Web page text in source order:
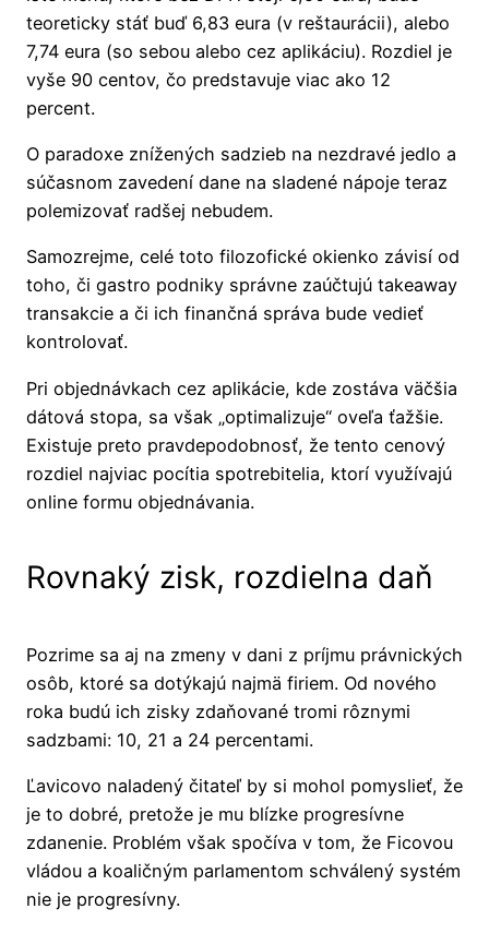
teoreticky stáť buď 6,83 eura (v reštaurácii), alebo
7,74 eura (so sebou alebo cez aplikáciu). Rozdiel je
vyše 90 centov, čo predstavuje viac ako 12
percent.
O paradoxe znížených sadzieb na nezdravé jedlo a
súčasnom zavedení dane na sladené nápoje teraz
polemizovať radšej nebudem.
Samozrejme, celé toto filozofické okienko závisí od
toho, či gastro podniky správne zaúčtujú takeaway
transakcie a či ich finančná správa bude vedieť
kontrolovať.
Pri objednávkach cez aplikácie, kde zostáva väčšia
dátová stopa, sa však „optimalizuje“ oveľa ťažšie.
Existuje preto pravdepodobnosť, že tento cenový
rozdiel najviac pocítia spotrebitelia, ktorí využívajú
online formu objednávania.
Rovnaký zisk, rozdielna daň
Pozrime sa aj na zmeny v dani z príjmu právnických
osôb, ktoré sa dotýkajú najmä firiem. Od nového
roka budú ich zisky zdaňované tromi rôznymi
sadzbami: 10, 21 a 24 percentami.
Ľavicovo naladený čitateľ by si mohol pomyslieť, že
je to dobré, pretože je mu blízke progresívne
zdanenie. Problém však spočíva v tom, že Ficovou
vládou a koaličným parlamentom schválený systém
nie je progresívny.